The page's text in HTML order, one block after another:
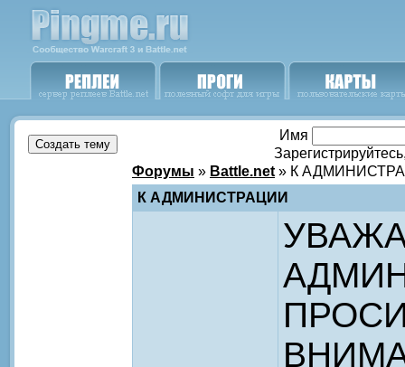
Имя
Форумы » Battle.net » К
К АДМИНИСТРАЦИИ